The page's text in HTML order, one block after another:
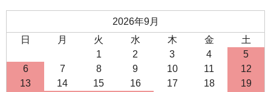
2026年9月
日
月 火 水 木 金
土
1
2 3 4
5
6
7 8 9 10 11
12
13
14 15 16 17 18
19